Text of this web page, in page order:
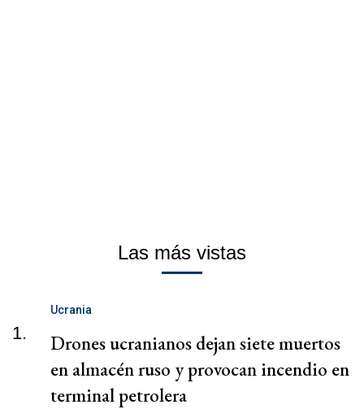
Las más vistas
1.
Ucrania
Drones ucranianos dejan siete muertos
en almacén ruso y provocan incendio en
terminal petrolera